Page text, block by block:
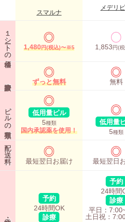
スマルナ
メデリ
１シートの価格 1,480円(税込)〜※5 1,853円(
ずっと無料 無料
ピルの
低用量ピル
5種類
国内承認薬を使用！
低用量
5種類
配
送
料
最短翌日お届け 最短翌日
予約
24時間OK
診療
予約
24時間
診療
平日：
土日祝：